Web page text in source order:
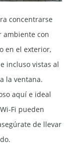
concentrarse
ambiente con
en el exterior,
incluso vistas al
la ventana.
aquí e ideal
Fi pueden
de llevar